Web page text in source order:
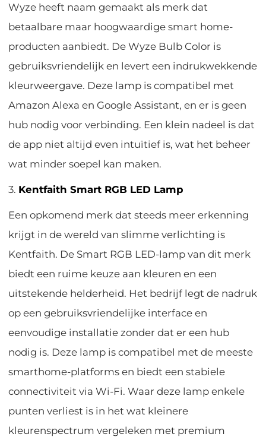
Wyze heeft naam gemaakt als merk dat
betaalbare maar hoogwaardige smart home-
producten aanbiedt. De Wyze Bulb Color is
gebruiksvriendelijk en levert een indrukwekkende
kleurweergave. Deze lamp is compatibel met
Amazon Alexa en Google Assistant, en er is geen
hub nodig voor verbinding. Een klein nadeel is dat
de app niet altijd even intuïtief is, wat het beheer
wat minder soepel kan maken.
3. Kentfaith Smart RGB LED Lamp
Een opkomend merk dat steeds meer erkenning
krijgt in de wereld van slimme verlichting is
Kentfaith. De Smart RGB LED-lamp van dit merk
biedt een ruime keuze aan kleuren en een
uitstekende helderheid. Het bedrijf legt de nadruk
op een gebruiksvriendelijke interface en
eenvoudige installatie zonder dat er een hub
nodig is. Deze lamp is compatibel met de meeste
smarthome-platforms en biedt een stabiele
connectiviteit via Wi-Fi. Waar deze lamp enkele
punten verliest is in het wat kleinere
kleurenspectrum vergeleken met premium